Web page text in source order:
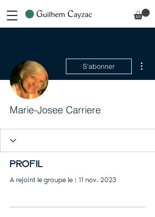
S'abonner
Marie-Josee Carriere
Profil
A rejoint le groupe le : 11 nov. 2023